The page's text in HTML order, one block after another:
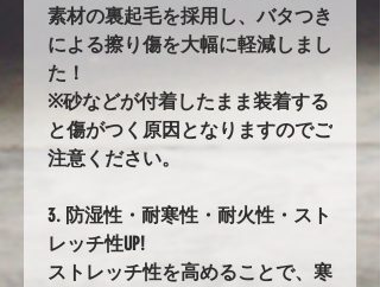
素材の裏起毛を採用し、バタつき
による擦り傷を大幅に軽減しまし
た！
※砂などが付着したまま装着する
と傷がつく原因となりますのでご
注意ください。
3. 防湿性・耐寒性・耐火性・スト
レッチ性UP!
ストレッチ性を高めることで、寒